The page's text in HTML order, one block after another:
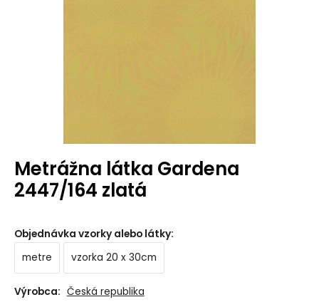
Metrážna látka Gardena
2447/164 zlatá
Objednávka vzorky alebo látky:
metre
vzorka 20 x 30cm
Výrobca: Česká republika